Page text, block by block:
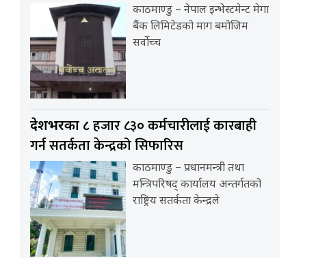
काठमाण्डु – नेपाल इन्भेस्टमेन्ट मेगा
बैंक लिमिटेडको माग बमोजिम
सर्वोच्च
देशभरका ८हजार ८३० कर्मचारीलाई कारबाही
गर्न सतर्कता केन्द्रको सिफारिस
काठमाण्डु – प्रधानमन्त्री तथा
मन्त्रिपरिषद् कार्यालय अन्तर्गतको
राष्ट्रिय सतर्कता केन्द्रले